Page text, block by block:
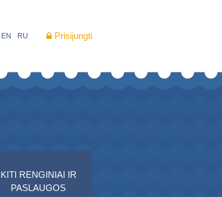
Prisijungti
RU
EN
KITI RENGINIAI IR
PASLAUGOS